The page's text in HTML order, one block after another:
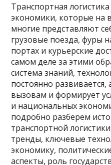
Транспортная
экономики, которые на
многие представляют
грузовые поезда, фуры
портах и курьерские
самом деле за этими
система знаний,
постоянно
вызовам и формирует
и национальных
подробно разберем
транспортной
тренды, ключевые
экономику,
аспекты, роль